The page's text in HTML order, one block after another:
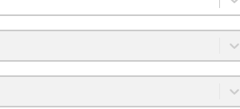
x 400 g
Avena en
200 g